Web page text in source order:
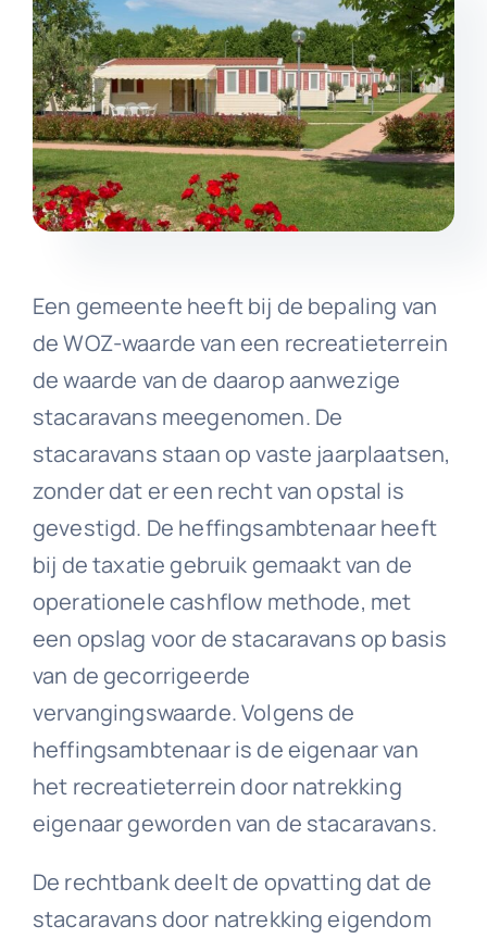
Een gemeente heeft bij de bepaling van
de WOZ-waarde van een recreatieterrein
de waarde van de daarop aanwezige
stacaravans meegenomen. De
stacaravans staan op vaste jaarplaatsen,
zonder dat er een recht van opstal is
gevestigd. De heffingsambtenaar heeft
bij de taxatie gebruik gemaakt van de
operationele cashflow methode, met
een opslag voor de stacaravans op basis
van de gecorrigeerde
vervangingswaarde. Volgens de
heffingsambtenaar is de eigenaar van
het recreatieterrein door natrekking
eigenaar geworden van de stacaravans.
De rechtbank deelt de opvatting dat de
stacaravans door natrekking eigendom